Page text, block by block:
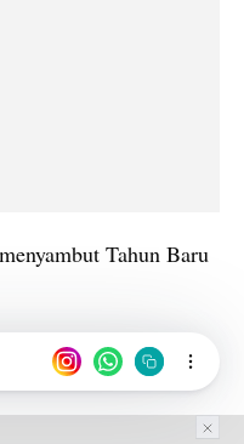
Tahun Baru
Imlek
Mitos